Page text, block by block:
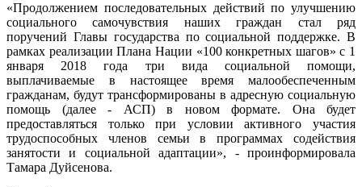
«Продолжением последовательных действий по улучшению
социального самочувствия наших граждан стал ряд
поручений Главы государства по социальной поддержке. В
рамках реализации Плана Нации «100 конкретных шагов» с 1
января 2018 года три вида социальной помощи,
выплачиваемые в настоящее время малообеспеченным
гражданам, будут трансформированы в адресную социальную
помощь (далее - АСП) в новом формате. Она будет
предоставляться только при условии активного участия
трудоспособных членов семьи в программах содействия
занятости и социальной адаптации», - проинформировала
Тамара Дуйсенова.